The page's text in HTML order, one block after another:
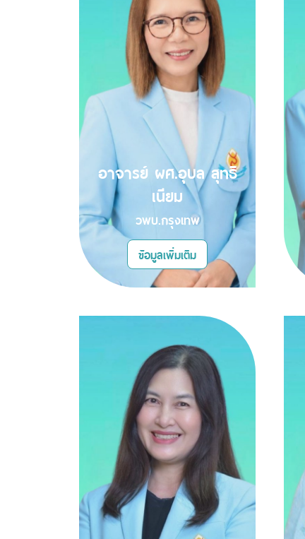
อาจารย์ ผศ.อุบล สุทธิ
เนียม
วพบ.กรุงเทพ
ข้อมูลเพิ่มเติม